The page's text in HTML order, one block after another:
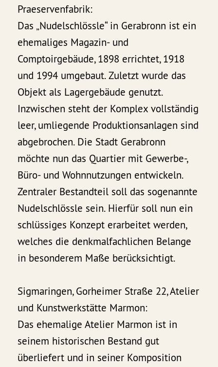
Praeservenfabrik:
Das „Nudelschlössle“ in Gerabronn ist ein
ehemaliges Magazin- und
Comptoirgebäude, 1898 errichtet, 1918
und 1994 umgebaut. Zuletzt wurde das
Objekt als Lagergebäude genutzt.
Inzwischen steht der Komplex vollständig
leer, umliegende Produktionsanlagen sind
abgebrochen. Die Stadt Gerabronn
möchte nun das Quartier mit Gewerbe-,
Büro- und Wohnnutzungen entwickeln.
Zentraler Bestandteil soll das sogenannte
Nudelschlössle sein. Hierfür soll nun ein
schlüssiges Konzept erarbeitet werden,
welches die denkmalfachlichen Belange
in besonderem Maße berücksichtigt.
Sigmaringen, Gorheimer Straße 22, Atelier
und Kunstwerkstätte Marmon:
Das ehemalige Atelier Marmon ist in
seinem historischen Bestand gut
überliefert und in seiner Komposition